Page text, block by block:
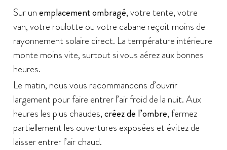
Sur unemplacement ombragé, votre tente, votre
van, votre roulotte ou votre cabane reçoit moins de
rayonnement solaire direct. La température intérieure
monte moins vite, surtout si vous aérez aux bonnes
heures.
Le matin, nous vous recommandons d’ouvrir
largement pour faire entrer l’air froid de la nuit. Aux
heures les plus chaudes,créez de l’ombre, fermez
partiellement les ouvertures exposées et évitez de
laisser entrer l’air chaud.